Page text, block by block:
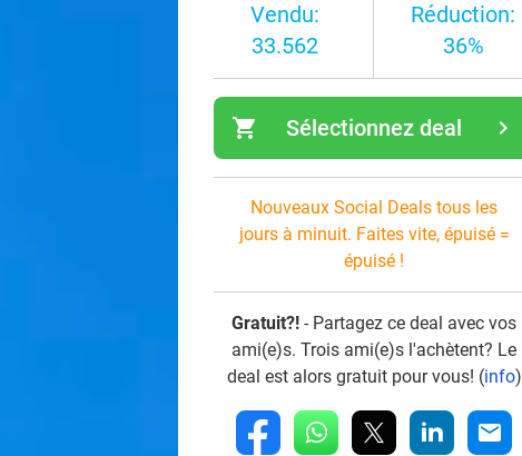
Vendu:
33.562
Réduction:
36%
shopping_cart navigate_next
Sélectionnez deal
Nouveaux Social Deals tous les
jours à minuit. Faites vite, épuisé =
épuisé !
Gratuit?! - Partagez ce deal avec vos
ami(e)s. Trois ami(e)s l'achètent? Le
deal est alors gratuit pour vous! (info)
fb whatsapp linkedin mail